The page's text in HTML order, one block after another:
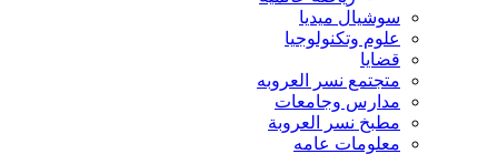
سوشيال ميديا
علوم وتكنولوجيا
قضايا
متجتمع نسر العروبه
مدارس وجامعات
مطبخ نسر العروبة
معلومات عامه